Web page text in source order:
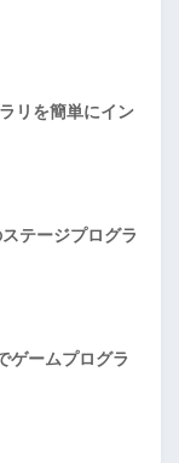
リを簡単にイン
テージプログラ
ゲームプログラ